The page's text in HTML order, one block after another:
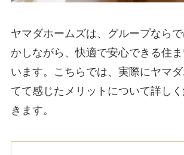
ヤマダホームズは、グループなら
かしながら、快適で安心できる住
います。こちらでは、実際にヤマ
てて感じたメリットについて詳し
きます。